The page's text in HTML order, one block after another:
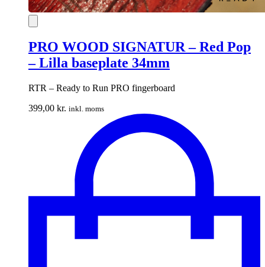
PRO WOOD SIGNATUR – Red Pop
– Lilla baseplate 34mm
RTR – Ready to Run PRO fingerboard
399,00 kr. inkl. moms